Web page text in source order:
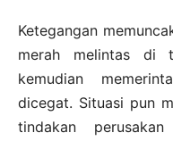
Ketegangan
merah melintas di
kemudian
dicegat. Situasi pun
tindakan